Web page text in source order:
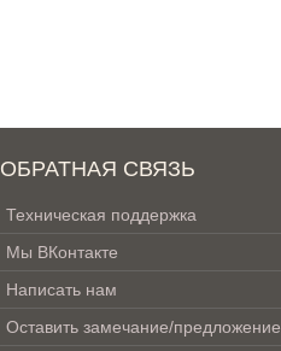
ОБРАТНАЯ СВЯЗЬ
Техническая поддержка
Мы ВКонтакте
Написать нам
Оставить замечание/предложение